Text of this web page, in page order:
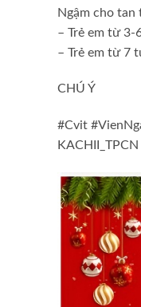
Ngậm cho
– Trẻ em từ 3-
– Trẻ em từ 7
CHÚ Ý
#Cvit
KACHII_TPCN